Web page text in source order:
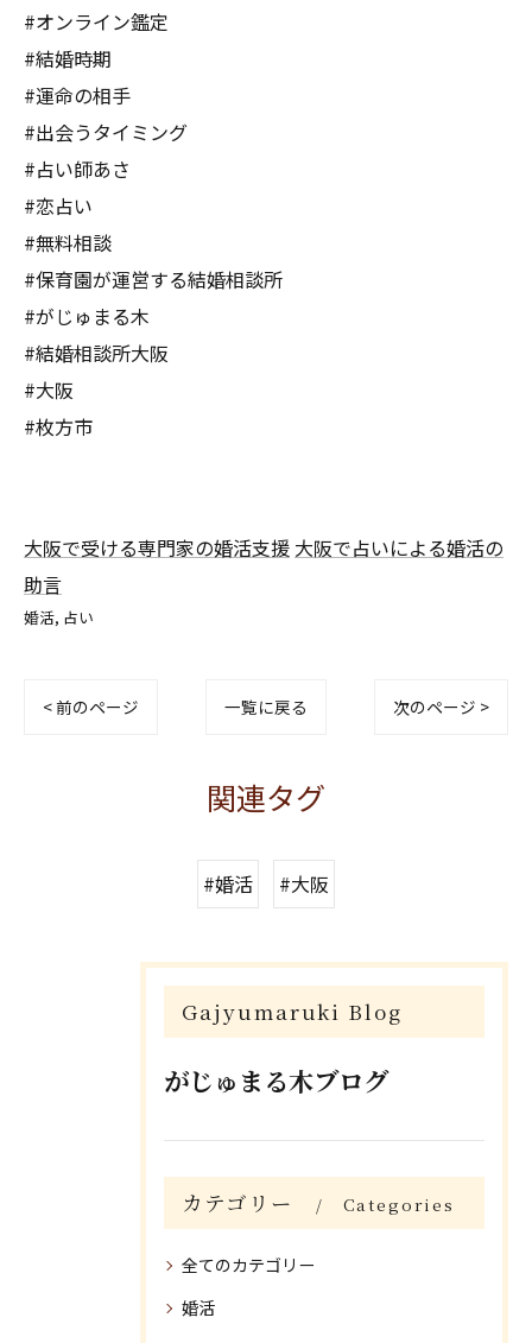
#オンライン鑑定
#結婚時期
#運命の相手
#出会うタイミング
#占い師あさ
#恋占い
#無料相談
#保育園が運営する結婚相談所
#がじゅまる木
#結婚相談所大阪
#大阪
#枚方市
大阪で受ける専門家の婚活支援 大阪で占いによる婚活の
助言
婚活 占い
< 前のページ 一覧に戻る 次のページ >
関連タグ
#婚活 #大阪
Gajyumaruki Blog
がじゅまる木ブログ
カテゴリー Categories
全てのカテゴリー
婚活